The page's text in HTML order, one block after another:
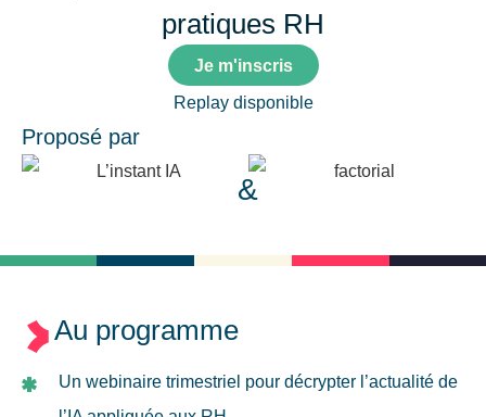
pratiques RH
Je m'inscris
Replay disponible
Proposé par
&
Au programme
Un webinaire trimestriel pour décrypter l’actualité de